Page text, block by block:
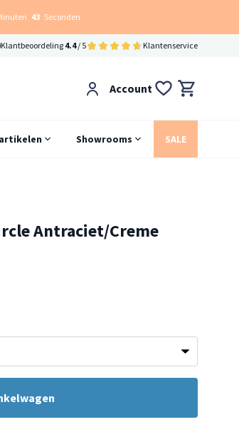
43 Seconden
Klantbeoordeling 4.4/ 5 Klantenservice
Account
Showrooms SALE
Antraciet/Creme